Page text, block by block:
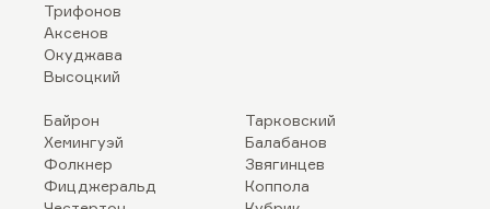
Трифонов
Аксенов
Окуджава
Высоцкий
Байрон
Хемингуэй
Фолкнер
Фицджеральд
Тарковский
Балабанов
Звягинцев
Коппола